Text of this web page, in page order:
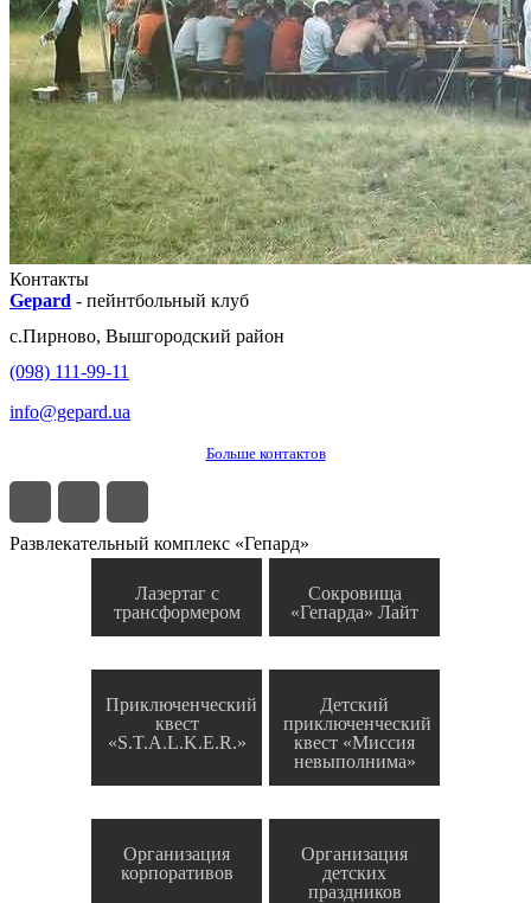
Контакты
Gepard - пейнтбольный клуб
с.Пирново, Вышгородский район
(098) 111-99-11
info@gepard.ua
Больше контактов
Развлекательный комплекс «Гепард»
Лазертаг с
трансформером
Сокровища
«Гепарда» Лайт
Приключенческий
квест
«S.T.A.L.K.E.R.»
Детский
приключенческий
квест «Миссия
невыполнима»
Организация
корпоративов
Организация
детских
праздников